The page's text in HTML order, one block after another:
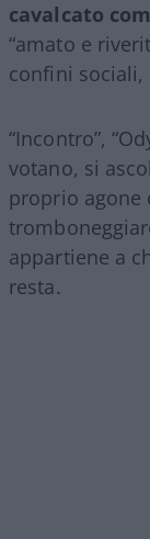
cavalcato
“amato e
confini sociali,
“Incontro”,
votano, si
proprio agone
appartiene a
resta.